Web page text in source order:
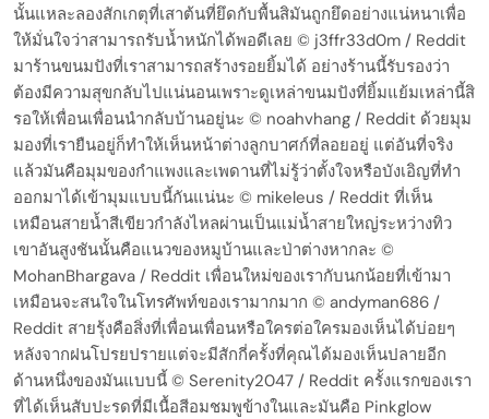
นั้นแหละลองสักเกตุที่เสาต้นที่ยึดกับพื้นสิมันถูกยึดอย่างแน่หนาเพื่อ
ให้มั่นใจว่าสามารถรับน้ำหนักได้พอดีเลย © j3ffr33d0m / Reddit
มาร้านขนมปังที่เราสามารถสร้างรอยยิ้มได้ อย่างร้านนี้รับรองว่า
ต้องมีความสุขกลับไปแน่นอนเพราะดูเหล่าขนมปังที่ยิ้มแย้มเหล่านี้สิ
รอให้เพื่อนเพื่อนนำกลับบ้านอยู่นะ © noahvhang / Reddit ด้วยมุม
มองที่เรายืนอยู่ก็ทำให้เห็นหน้าต่างลูกบาศก์ที่ลอยอยู่ แต่อันที่จริง
แล้วมันคือมุมของกำแพงและเพดานที่ไม่รู้ว่าตั้งใจหรือบังเอิญที่ทำ
ออกมาได้เข้ามุมแบบนี้กันแน่นะ © mikeleus / Reddit ที่เห็น
เหมือนสายน้ำสีเขียวกำลังไหลผ่านเป็นแม่น้ำสายใหญ่ระหว่างทิว
เขาอันสูงชันนั้นคือแนวของหมูบ้านและป่าต่างหากละ ©
MohanBhargava / Reddit เพื่อนใหม่ของเรากับนกน้อยที่เข้ามา
เหมือนจะสนใจในโทรศัพท์ของเรามากมาก © andyman686 /
Reddit สายรุ้งคือสิ่งที่เพื่อนเพื่อนหรือใครต่อใครมองเห็นได้บ่อยๆ
หลังจากฝนโปรยปรายแต่จะมีสักกี่ครั้งที่คุณได้มองเห็นปลายอีก
ด้านหนึ่งของมันแบบนี้ © Serenity2047 / Reddit ครั้งแรกของเรา
ที่ได้เห็นสับปะรดที่มีเนื้อสีอมชมพูข้างในและมันคือ Pinkglow